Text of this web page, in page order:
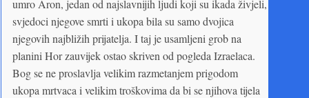
umro Aron, jedan od najslavnijih ljudi koji su ikada živjeli,
svjedoci njegove smrti i ukopa bila su samo dvojica
njegovih najbližih prijatelja. I taj je usamljeni grob na
planini Hor zauvijek ostao skriven od pogleda Izraelaca.
Bog se ne proslavlja velikim razmetanjem prigodom
ukopa mrtvaca i velikim troškovima da bi se njihova tijela